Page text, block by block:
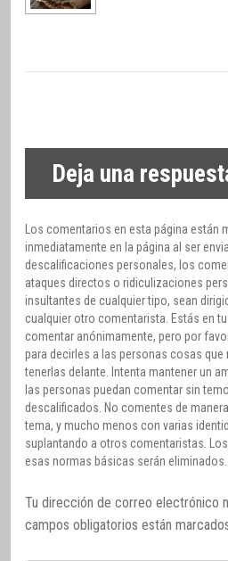
Deja una
Los comentarios en esta página están
inmediatamente en la página al ser
descalificaciones personales, los
ataques directos o ridiculizaciones
insultantes de cualquier tipo, sean
cualquier otro comentarista. Estás en
comentar anónimamente, pero por
para decirles a las personas cosas que
tenerlas delante. Intenta mantener un
las personas puedan comentar sin
descalificados. No comentes de
tema, y mucho menos con varias
suplantando a otros comentaristas.
esas normas básicas serán eliminados.
Tu dirección de correo electrónico
campos obligatorios están